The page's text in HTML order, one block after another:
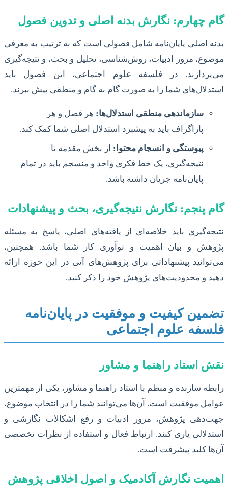
گام چهارم: نگارش بدنه اصلی و تدوین فصول
بدنه اصلی پایان‌نامه شامل فصولی است که به ترتیب به معرفی
موضوع، مرور ادبیات، روش‌شناسی، تحلیل و بحث، و نتیجه‌گیری
می‌پردازند. در فلسفه علوم اجتماعی، این فصول باید
استدلال‌های شما را به صورت گام به گام و منطقی پیش ببرند.
سازماندهی منطقی استدلال‌ها: هر فصل و هر
پاراگراف باید به پیشبرد استدلال اصلی شما کمک کند.
پیوستگی و انسجام محتوا: از بخش مقدمه تا
نتیجه‌گیری، یک خط فکری واحد و منسجم باید در تمام
پایان‌نامه جریان داشته باشد.
گام پنجم: نگارش نتیجه‌گیری، بحث و پیشنهادات
نتیجه‌گیری باید خلاصه‌ای از یافته‌های اصلی، پاسخ به مسئله
پژوهش و بیان اهمیت و نوآوری کار شما باشد. همچنین،
می‌توانید پیشنهاداتی برای پژوهش‌های آتی در این حوزه ارائه
دهید و محدودیت‌های پژوهش خود را ذکر کنید.
تضمین کیفیت و موفقیت در پایان‌نامه
فلسفه علوم اجتماعی
نقش استاد راهنما و مشاور
رابطه سازنده و منظم با استاد راهنما و مشاور، یکی از مهمترین
عوامل موفقیت است. آن‌ها می‌توانند شما را در انتخاب موضوع،
جهت‌دهی پژوهش، مرور ادبیات و رفع اشکالات نگارشی و
استدلالی یاری کنند. ارتباط فعال و استفاده از نظرات تخصصی
آن‌ها کلید پیشرفت است.
اهمیت نگارش آکادمیک و اصول اخلاقی پژوهش